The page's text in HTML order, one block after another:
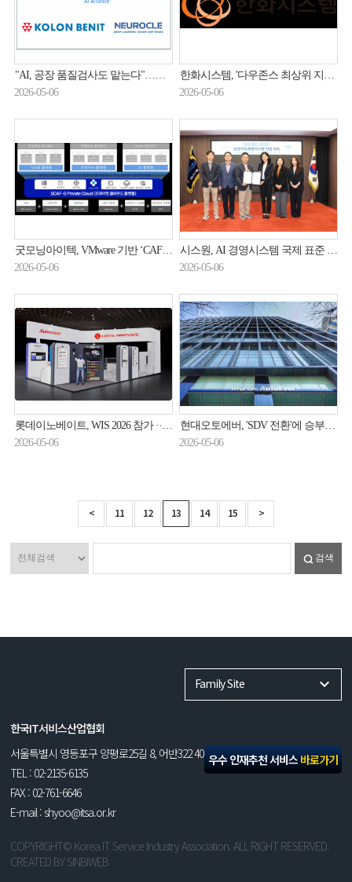
우수 인재추천 서비스바로가기
"AI, 공장 품질검사도 맡는다"…코오롱베니트, 제조 AX 속도전
2026-05-06
한화시스템, '다우존스 최상위 지수 아시아' 편입
2026-05-06
굿모닝아이텍, VMware 기반 ‘CAF-G Private Cloud’로 프라이빗 클라우드 구현 방안 제시
2026-05-06
시스원, AI 경영시스템 국제 표준 ISO42001 인증 취득
2026-05-06
롯데이노베이트, WIS 2026 참가 ··· AI 5대 브랜드 체계 공개
2026-05-06
현대오토에버, 'SDV 전환'에 승부수 띄운다
2026-05-06
< 11 12 13 14 15 >
검색
Family Site
한국IT서비스산업협회
서울특별시 영등포구 양평로25길 8, 어반322 408호
TEL : 02-2135-6135
FAX : 02-761-6646
E-mail : shyoo@itsa.or.kr
COPYRIGHT© Korea IT Service Industry Association. ALL RIGHT RESERVED.
CREATED BYSINBIWEB